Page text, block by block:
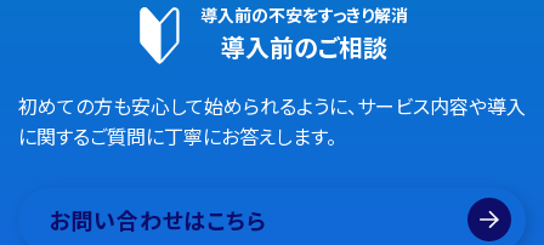
導入前の不安をすっきり解消
導入前のご相談
初めての方も安心して始められるように、サービス内容や導入
に関するご質問に丁寧にお答えします。
お問い合わせはこちら